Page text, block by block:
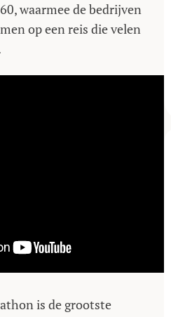
waarmee de bedrijven
op een reis die velen
is de grootste